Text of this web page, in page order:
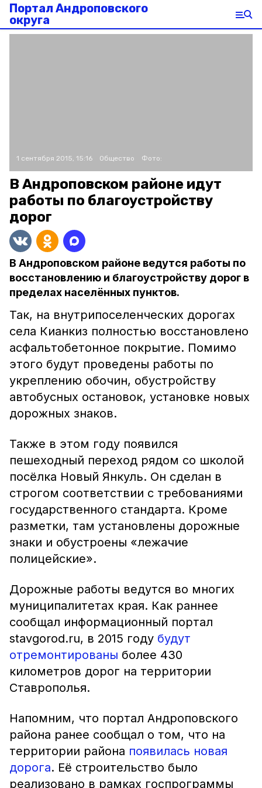
Портал Андроповского
округа
1 сентября 2015, 15:16 Общество Фото:
В Андроповском районе идут
работы по благоустройству
дорог
В Андроповском районе ведутся работы по
восстановлению и благоустройству дорог в
пределах населённых пунктов.
Так, на внутрипоселенческих дорогах
села Кианкиз полностью восстановлено
асфальтобетонное покрытие. Помимо
этого будут проведены работы по
укреплению обочин, обустройству
автобусных остановок, установке новых
дорожных знаков.
Также в этом году появился
пешеходный переход рядом со школой
посёлка Новый Янкуль. Он сделан в
строгом соответствии с требованиями
государственного стандарта. Кроме
разметки, там установлены дорожные
знаки и обустроены «лежачие
полицейские».
Дорожные работы ведутся во многих
муниципалитетах края. Как раннее
сообщал информационный портал
stavgorod.ru, в 2015 году будут
отремонтированы более 430
километров дорог на территории
Ставрополья.
Напомним, что портал Андроповского
района ранее сообщал о том, что на
территории района появилась новая
дорога. Её строительство было
реализовано в рамках госпрограммы